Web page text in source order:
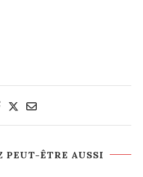
PEUT-ÊTRE AUSSI